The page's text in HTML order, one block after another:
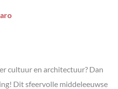
cultuur en architectuur? Dan
Dit sfeervolle middeleeuwse